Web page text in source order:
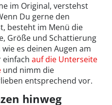
im Original, verstehst
Du gerne den
besteht im Menü die
Größe und Schattierung
es deinen Augen am
einfach auf die Unterseite
und nimm die
entsprechend vor.
hinweg